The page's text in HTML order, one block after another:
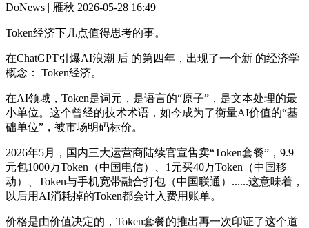
DoNews | 雁秋 2026-05-28 16:49
Token经济下几点值得思考的事。
在ChatGPT引爆AI浪潮 后 的第四年，出现了一个新 的经济学
概念： Token经济。
在AI领域，Token是词元，是语言的“原子”，是文本处理的最
小单位。这个曾经的技术术语，如今成为了衡量AI价值的“基
础单位”，被市场明码标价。
2026年5月，国内三大运营商陆续官宣售卖“Token套餐”，9.9
元包1000万Token（中国电信）、1元买40万Token（中国移
动）、Token与手机宽带融合打包（中国联通）......这意味着，
以后用AI消耗掉的Token都会计入费用账单。
价格是由价值决定的，Token套餐的推出再一次印证了这个道